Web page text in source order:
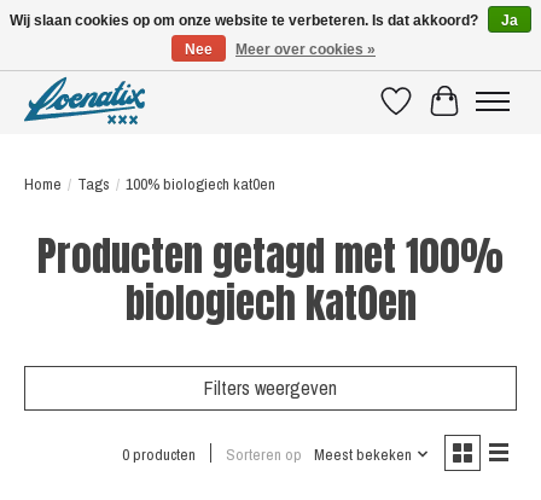
VerlanglijstWinkelwagen
Home / Tags / 100% biologiech kat0en
Producten getagd met 100%
biologiech kat0en
Filters weergeven
0 producten Sorteren op Meest bekeken
Wij slaan cookies op om onze website te verbeteren. Is dat akkoord?
Ja
Nee
Meer over cookies »